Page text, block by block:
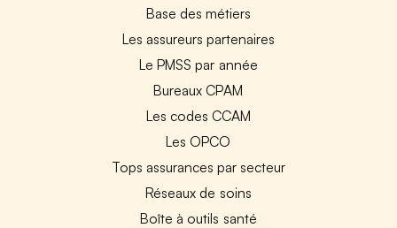
Base des métiers
Les assureurs partenaires
Le PMSS par année
Bureaux CPAM
Les codes CCAM
Les OPCO
Tops assurances par secteur
Réseaux de soins
Boîte à outils santé